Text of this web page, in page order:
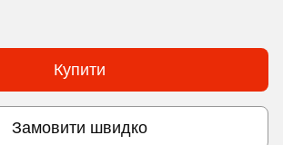
Купити
Замовити швидко